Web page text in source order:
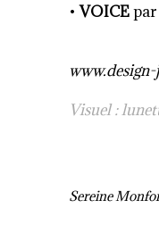
• VOICE
Visuel :
Sereine